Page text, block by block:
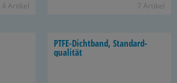
4 Ar­ti­kel 7 Ar­ti­kel
PTFE-​Dichtband, Stan­dard­
qua­li­tät